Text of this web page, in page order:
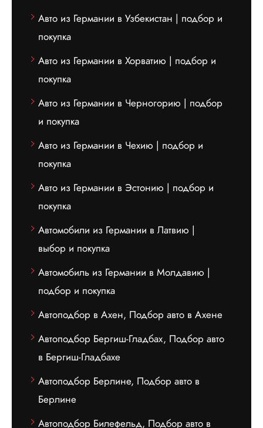
Авто из Германии в Узбекистан | подбор и
покупка
Авто из Германии в Хорватию | подбор и
покупка
Авто из Германии в Черногорию | подбор
и покупка
Авто из Германии в Чехию | подбор и
покупка
Авто из Германии в Эстонию | подбор и
покупка
Автомобили из Германии в Латвию |
выбор и покупка
Автомобиль из Германии в Молдавию |
подбор и покупка
Автоподбор в Ахен, Подбор авто в Ахене
Автоподбор Бергиш-Гладбах, Подбор авто
в Бергиш-Гладбахе
Автоподбор Берлине, Подбор авто в
Берлине
Автоподбор Билефельд, Подбор авто в